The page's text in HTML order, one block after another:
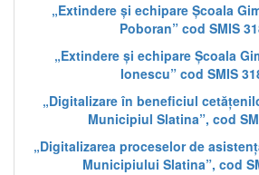
„Extindere și echipare Școala
Poboran” cod SMIS
„Extindere și echipare Școala
Ionescu” cod SMIS
„Digitalizare în beneficiul
Municipiul Slatina”, cod
„Digitalizarea proceselor de
Municipiului Slatina”, cod